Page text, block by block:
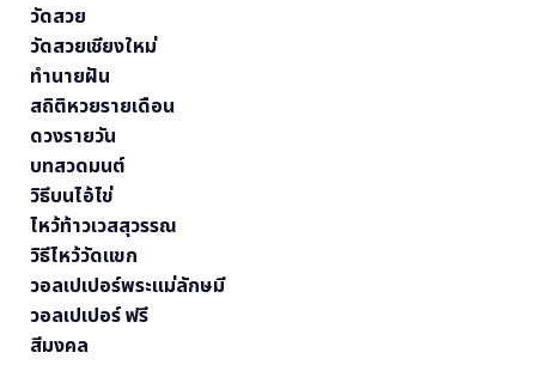
วัดสวย
วัดสวยเชียงใหม่
ทำนายฝัน
สถิติหวยรายเดือน
ดวงรายวัน
บทสวดมนต์
วิธีบนไอ้ไข่
ไหว้ท้าวเวสสุวรรณ
วิธีไหว้วัดแขก
วอลเปเปอร์พระแม่ลักษมี
วอลเปเปอร์ ฟรี
สีมงคล